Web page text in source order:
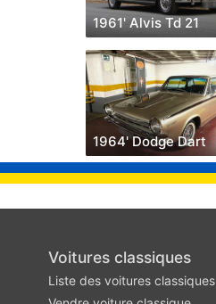
1961' Alvis Td 21
1964' Dodge Dart
Voitures classiques
Liste des voitures classiques